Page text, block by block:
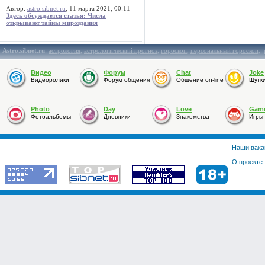
Автор: astro.sibnet.ru , 11 марта 2021, 00:11
Здесь обсуждается статья: Числа
открывают тайны мироздания
Astro.sibnet.ru:астрология,астрологический прогноз,гороскоп,персональный гороскоп,
Видео
Видеоролики
Форум
Форум общения
Chat
Общение on-line
Joke
Photo
Фотоальбомы
Day
Дневники
Love
Знакомства Игры
Наши
О проекте